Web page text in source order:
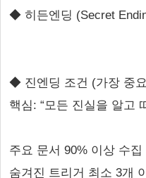
◆ 히든엔딩 (Secret
◆ 진엔딩 조건 (가장 중
핵심: “모든 진실을 알고
주요 문서 90% 이상 수집
숨겨진 트리거 최소 3개